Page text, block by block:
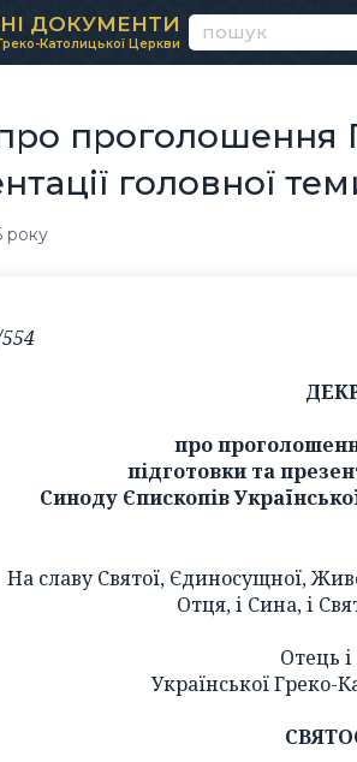
ДОКУМЕНТИ
Католицької Церкви
проголошення
головної
року
про
підготовки та
Синоду Єпископів
На славу Святої, Єдиносущної,
Отця, і Сина, і
Отець
Української Греко-